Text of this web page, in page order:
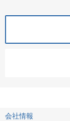
会社情報